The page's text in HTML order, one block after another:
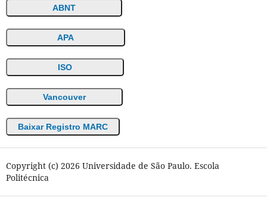
ABNT
APA
ISO
Vancouver
Baixar Registro MARC
Copyright (c) 2026 Universidade de São Paulo. Escola
Politécnica